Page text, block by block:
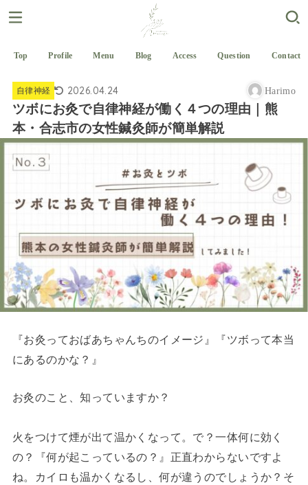
Top Profile Menu Blog Access Question Contact
自律神経 2026.04.24 Harimo
ツボにお灸で自律神経が働く４つの理由｜熊
本・合志市の女性鍼灸師が簡単解説
『お灸っておばあちゃんちのイメージ』『ツボって本当
にあるのかな？』
お灸のこと、知っていますか？
火をつけて煙が出て温かくなって。で？一体何に効く
の？『何が起こっているの？』正直わからないですよ
ね。カイロも温かくなるし、何が違うのでしょうか？そ